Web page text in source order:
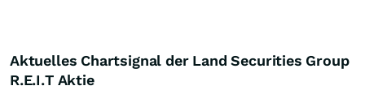
Aktuelles Chartsignal der Land Securities Group
R.E.I.T Aktie